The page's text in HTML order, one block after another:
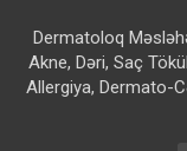
Dermatoloq
Akne, Dəri, Saç
Allergiya, Dermato-